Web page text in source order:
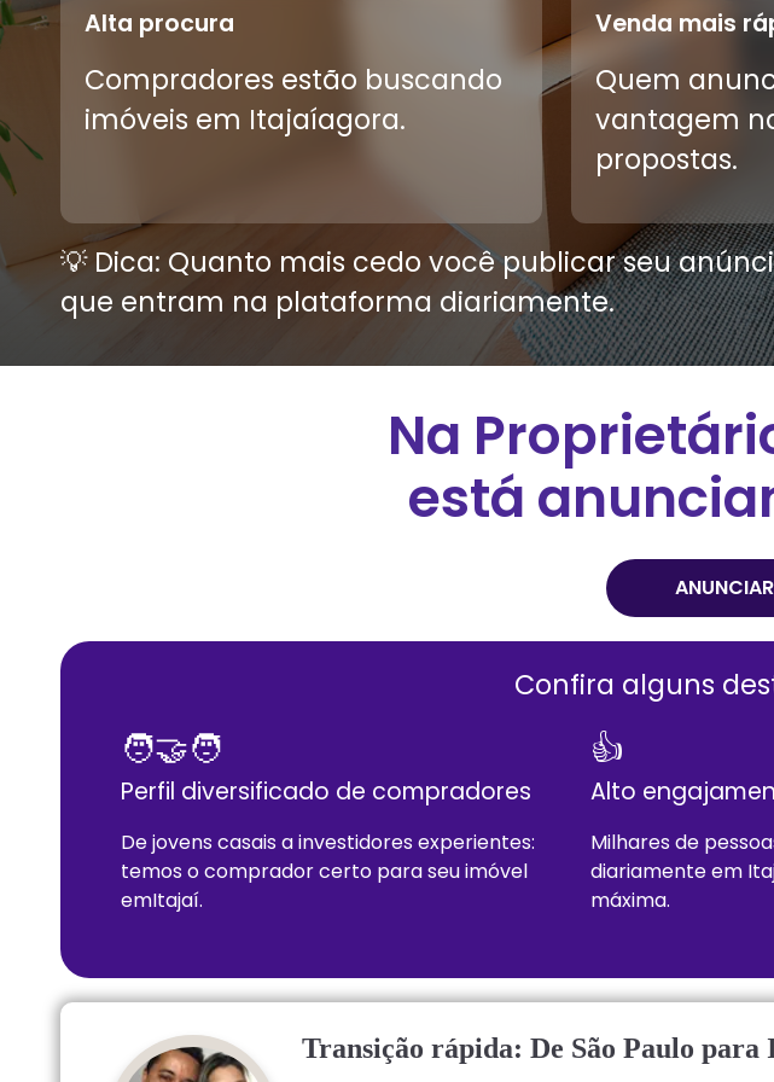
Alta procura
Compradores estão buscando
imóveis em Itajaíagora.
Venda mais
Quem
vantagem
propostas.
💡 Dica: Quanto mais cedo você publicar seu
que entram na plataforma diariamente.
Na
está
Confira alguns
🧑‍🤝‍🧑
Perfil diversificado de compradores
De jovens casais a investidores experientes:
temos o comprador certo para seu imóvel
emItajaí.
👍
Alto
Milhares de
diariamente em
máxima.
Transição rápida: De São Paulo